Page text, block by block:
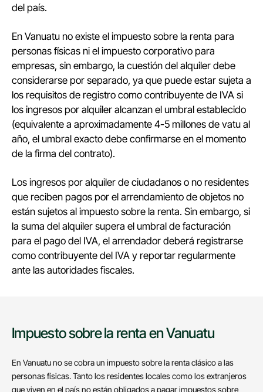
del país.
En Vanuatu no existe el impuesto sobre la renta para
personas físicas ni el impuesto corporativo para
empresas, sin embargo, la cuestión del alquiler debe
considerarse por separado, ya que puede estar sujeta a
los requisitos de registro como contribuyente de IVA si
los ingresos por alquiler alcanzan el umbral establecido
(equivalente a aproximadamente 4-5 millones de vatu al
año, el umbral exacto debe confirmarse en el momento
de la firma del contrato).
Los ingresos por alquiler de ciudadanos o no residentes
que reciben pagos por el arrendamiento de objetos no
están sujetos al impuesto sobre la renta. Sin embargo, si
la suma del alquiler supera el umbral de facturación
para el pago del IVA, el arrendador deberá registrarse
como contribuyente del IVA y reportar regularmente
ante las autoridades fiscales.
Impuesto sobre la renta en Vanuatu
En Vanuatu no se cobra un impuesto sobre la renta clásico a las
personas físicas. Tanto los residentes locales como los extranjeros
que viven en el país no están obligados a pagar impuestos sobre